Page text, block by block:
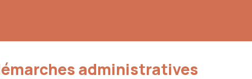
administratives